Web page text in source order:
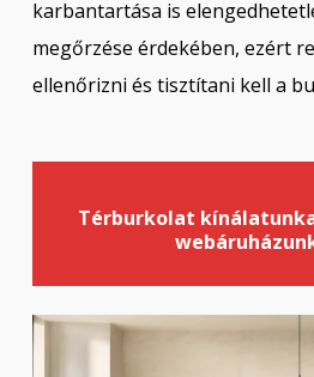
karbantartása is
megőrzése érdekében, ezért
ellenőrizni és tisztítani kell a
Térburkolat